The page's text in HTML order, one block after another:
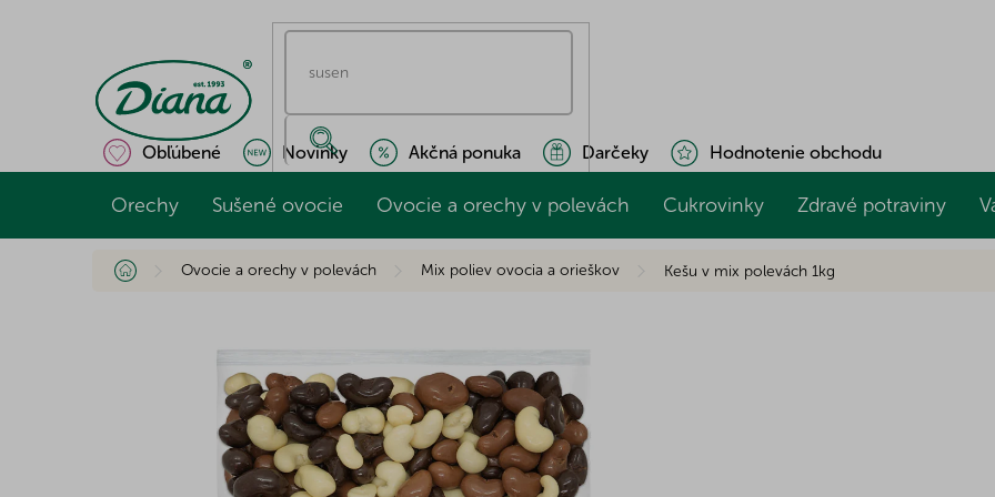
Obľúbené Novinky Akčná ponuka Darčeky Hodnotenie obchodu
Orechy Sušené ovocie Ovocie a orechy v polevách Cukrovinky Zdravé potraviny
DomovOvocie a orechy v polevách Mix poliev ovocia a orieškov Kešu v mix polevách 1kg